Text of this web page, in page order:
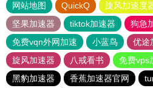
网站地图 QuickQ 旋风加速度
坚果加速器
tiktok加速器
狗急
免费vqn外网加速
小蓝鸟 优途
旋风加速器
八戒看书
免费vps
黑豹加速器
香蕉加速器官网